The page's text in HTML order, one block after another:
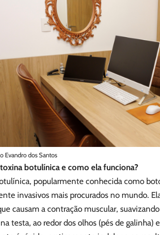
Evandro dos Santos
botulínica e como ela funciona?
popularmente conhecida como
invasivos mais procurados no mundo.
causam a contração muscular,
testa, ao redor dos olhos (pés de galinha)